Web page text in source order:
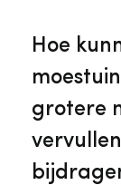
Veelgestelde
Ons team
Jaarstukken
Vacatures
Hoe
grotere